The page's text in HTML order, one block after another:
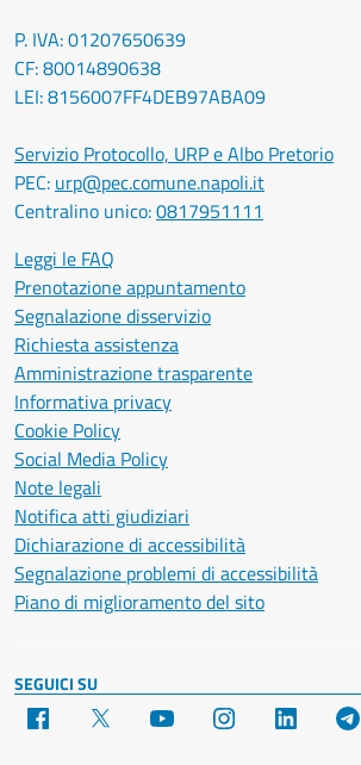
P. IVA: 01207650639
CF: 80014890638
LEI: 8156007FF4DEB97ABA09
Servizio Protocollo, URP e Albo Pretorio
PEC: urp@pec.comune.napoli.it
Centralino unico:0817951111
Leggi le FAQ
Prenotazione appuntamento
Segnalazione disservizio
Richiesta assistenza
Amministrazione trasparente
Informativa privacy
Cookie Policy
Social Media Policy
Note legali
Notifica atti giudiziari
Dichiarazione di accessibilità
Segnalazione problemi di accessibilità
Piano di miglioramento del sito
SEGUICI SU
Facebook YouTube Instagram LinkedIn